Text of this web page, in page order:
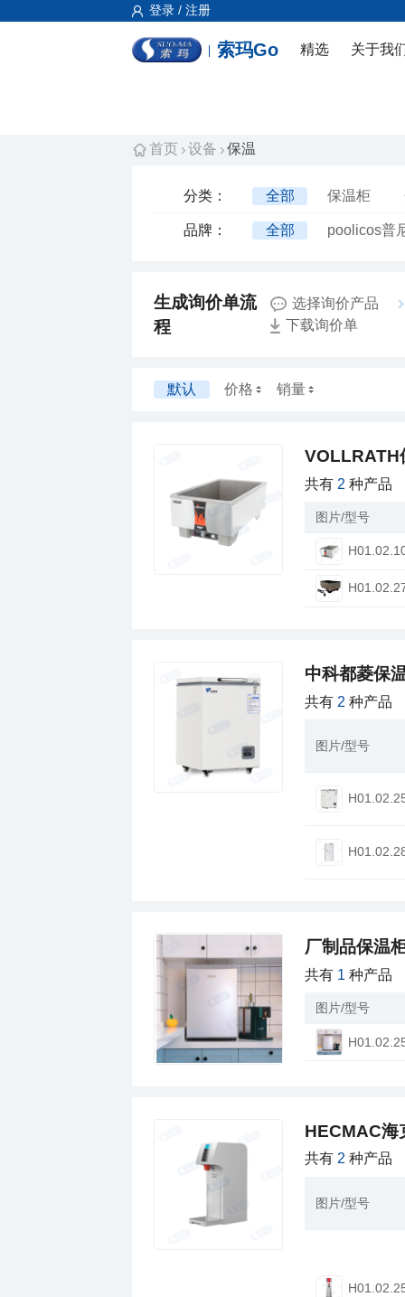
登录 / 注册
索玛Go 精选 关于我
首页 设备 保温
分类： 全部 保温柜
品牌： 全部
poolicos普
程
选择询价产品
下载询价单
默认 价格 销量
VOLLRATH
共有 2 种产品
图片/型号
中科都菱保
共有 2 种产品
图片/型号
厂制品保温
共有 1 种产品
图片/型号
HECMAC海
共有2 种产品
图片/型号